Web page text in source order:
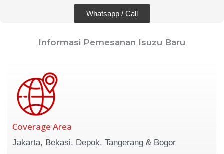
Whatsapp / Call
Informasi Pemesanan Isuzu Baru
Coverage Area
Jakarta, Bekasi, Depok, Tangerang & Bogor